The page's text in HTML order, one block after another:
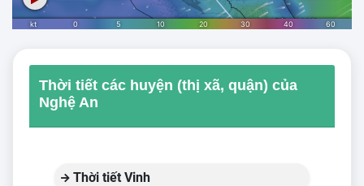
Thời tiết các huyện (thị xã, quận) của
Nghệ An
Thời tiết Vinh